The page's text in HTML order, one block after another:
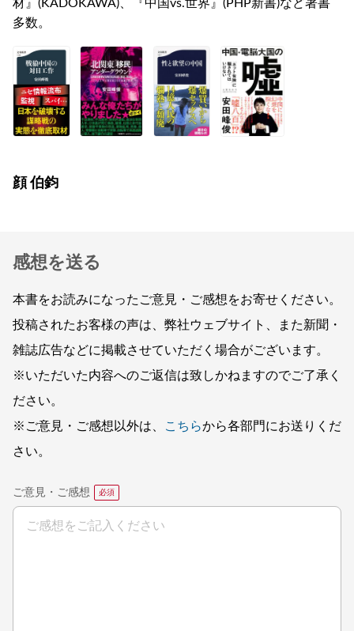
材』(KADOKAWA)、『中国vs.世界』(PHP新書)など著書
多数。
顔 伯鈞
感想を送る
本書をお読みになったご意見・ご感想をお寄せください。
投稿されたお客様の声は、弊社ウェブサイト、また新聞・
雑誌広告などに掲載させていただく場合がございます。
※いただいた内容へのご返信は致しかねますのでご了承く
ださい。
※ご意見・ご感想以外は、
こちらから各部門にお送りくだ
さい。
ご意見・ご感想